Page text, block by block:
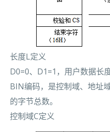
长度L定义
D0=0、D1=1，用户数据长
BIN编码，是控制域、地址
的字节总数。
控制域C定义